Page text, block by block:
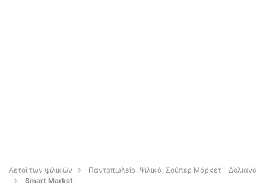
Αετοί των ψιλικών
Παντοπωλεία, Ψιλικά, Σούπερ Μάρκετ - Δολιανα
Smart Market